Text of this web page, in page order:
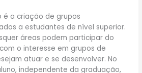
é a criação de grupos
a estudantes de nível superior.
áreas podem participar do
o interesse em grupos de
atuar e se desenvolver. No
independente da graduação,